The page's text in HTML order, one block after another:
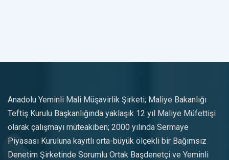
Anadolu Yeminli Mali Müşavirlik Şirketi; Maliye Bakanlığı
Teftiş Kurulu Başkanlığında yaklaşık 12 yıl Maliye Müfettişi
olarak çalışmayı müteakiben; 2000 yılında Sermaye
Piyasası Kuruluna kayıtlı orta-büyük ölçekli bir Bağımsız
Denetim Şirketinde Sorumlu Ortak Başdenetçi ve Yeminli